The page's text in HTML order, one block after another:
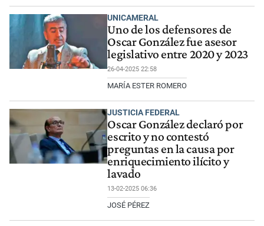
UNICAMERAL
Uno de los defensores de
Oscar González fue asesor
legislativo entre 2020 y 2023
26-04-2025 22:58
MARÍA ESTER ROMERO
JUSTICIA FEDERAL
Oscar González declaró por
escrito y no contestó
preguntas en la causa por
enriquecimiento ilícito y
lavado
13-02-2025 06:36
JOSÉ PÉREZ